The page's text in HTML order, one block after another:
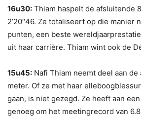
16u30: Thiam haspelt de afsluitende
2’20″46. Ze totaliseert op die manier
punten, een beste
uit haar carrière. Thiam wint ook de
15u45: Nafi Thiam neemt deel aan
meter. Of ze met haar
gaan, is niet gezegd. Ze heeft aan een
genoeg om het meetingrecord van